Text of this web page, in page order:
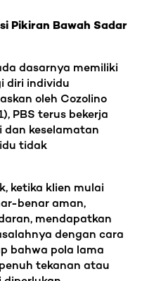
Pikiran Bawah Sadar
dasarnya memiliki
diri individu
oleh Cozolino
PBS terus bekerja
dan keselamatan
tidak
ketika klien mulai
benar aman,
mendapatkan
dengan cara
bahwa pola lama
tekanan atau